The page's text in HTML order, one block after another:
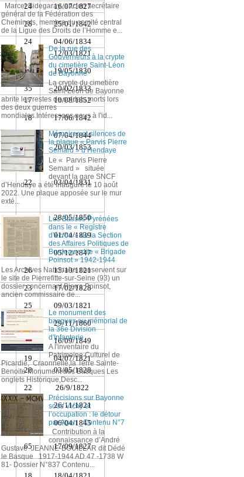
Marcel Bidegaray ,ancien secrétaire
général de la Fédération des
Cheminots, membre du comité central
de la Ligue des Droits de l’Homme e...
De la rue des
Gouverneurs à la crypte
du cimetière Saint-Léon
de Bayonne
La crypte du cimetière
Saint-Léon de Bayonne
abrite les restes de soldats morts lors
des deux guerres
mondiales.Intéressons nous à l'id...
Mémoires et silences de
la plaque « Parvis Pierre
Semard » d’Hendaye
Le « Parvis Pierre
Semard » située
devant la gare SNCF
d’Hendaye a été inauguré le 10 août
2022. Une plaque apposée sur le mur
exté...
Les Basses-Pyrénées
dans le « Registre
d’écrou » de la Section
des Affaires Politiques de
Bordeaux dite « Brigade
Poinsot » 1942-1944
Les Archives Nationales conservent sur
le site de Pierrefitte-sur-Seine (93) un
dossier concernant Pierre Poinsot,
ancien commissaire de...
Le monument des
basques ou mémorial de
la 36e Division
d'Infanterie
A l'inventaire du
Patrimoine Culturel de
Picardie, Craonnelle,la Terre Sainte-
Benoite Monument des Basques Les
onglets Historique,Desc...
Précisions sur Bayonne
sous Vichy et
l’occupation : le détour
par Agen _Contenu N°7
Contribution à la
connaissance d’André
Gustave JEANNE-BOUILLAR dit Dédé
le Basque 1917-1944 AD 47 -1738 W
81- Dossier N°837 Contenu...